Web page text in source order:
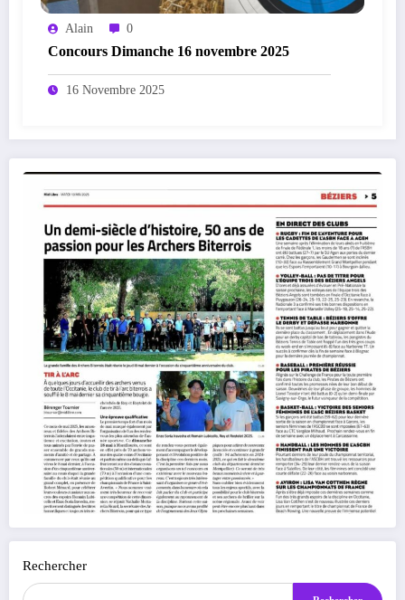
Alain 0
Concours Dimanche 16 novembre 2025
16 Novembre 2025
Rechercher